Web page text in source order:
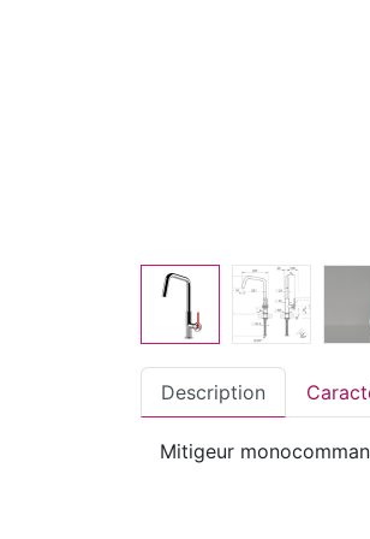
Description
Mitigeur